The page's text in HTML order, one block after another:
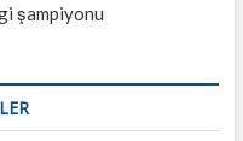
şampiyonu